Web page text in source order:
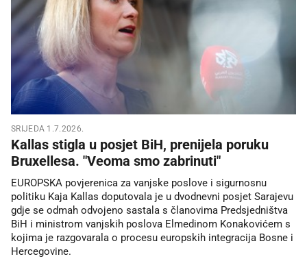
SRIJEDA 1.7.2026.
Kallas stigla u posjet BiH, prenijela poruku
Bruxellesa. "Veoma smo zabrinuti"
EUROPSKA povjerenica za vanjske poslove i sigurnosnu
politiku Kaja Kallas doputovala je u dvodnevni posjet Sarajevu
gdje se odmah odvojeno sastala s članovima Predsjedništva
BiH i ministrom vanjskih poslova Elmedinom Konakovićem s
kojima je razgovarala o procesu europskih integracija Bosne i
Hercegovine.